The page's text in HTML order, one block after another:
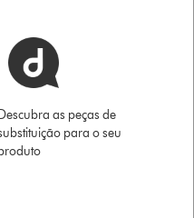
Descubra as peças de
para o seu